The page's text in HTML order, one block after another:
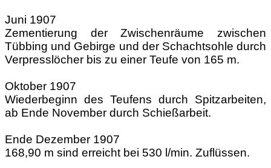
Juni 1907
Zementierung der Zwischenräume zwischen
Tübbing und Gebirge und der Schachtsohle durch
Verpresslöcher bis zu einer Teufe von 165 m.
Oktober 1907
Wiederbeginn des Teufens durch Spitzarbeiten,
ab Ende November durch Schießarbeit.
Ende Dezember 1907
168,90 m sind erreicht bei 530 l/min. Zuflüssen.